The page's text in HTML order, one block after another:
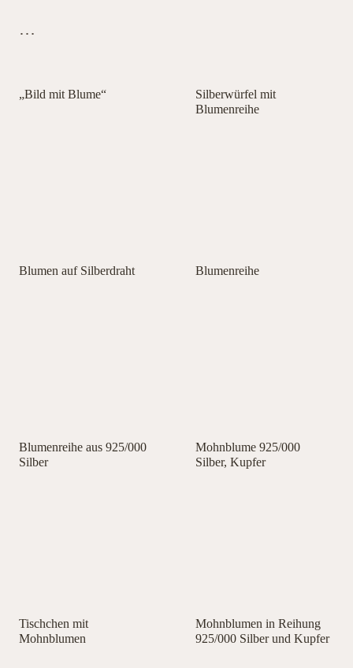
…
„Bild mit Blume“
Silberwürfel mit
Blumenreihe
Blumen auf Silberdraht Blumenreihe
Blumenreihe aus 925/000
Silber
Mohnblume 925/000
Silber, Kupfer
Tischchen mit
Mohnblumen
Mohnblumen in Reihung
925/000 Silber und Kupfer